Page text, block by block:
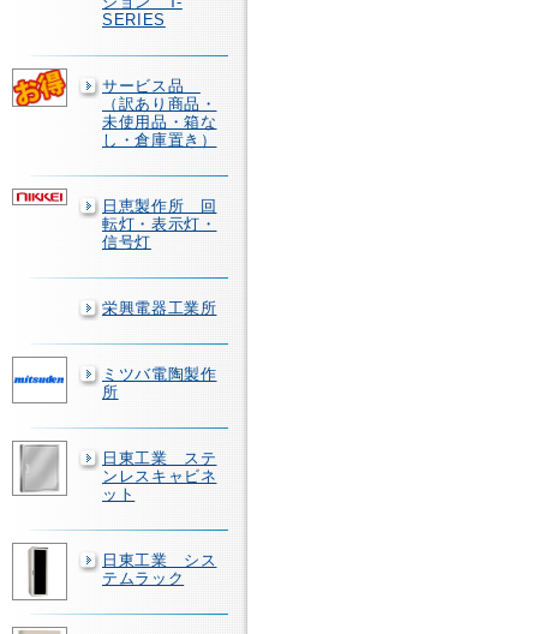
SERIES
サービス品
（訳あり商品・
未使用品・箱な
し・倉庫置き）
日恵製作所 回
転灯・表示灯・
信号灯
栄興電器工業所
ミツバ電陶製作
所
日東工業 ステ
ンレスキャビネ
ット
日東工業 シス
テムラック